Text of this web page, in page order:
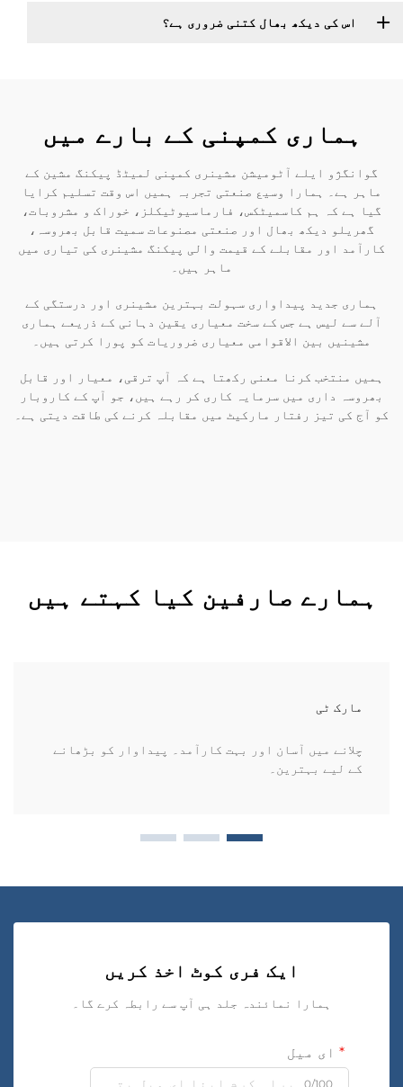
اس کی دیکھ بھال کتنی ضروری ہے؟
ہماری کمپنی کے بارے میں
گوانگژو ایلے آٹومیشن مشینری کمپنی لمیٹڈ پیکنگ مشین کے
ماہر ہے۔ ہمارا وسیع صنعتی تجربہ ہمیں اس وقت تسلیم کرایا
گیا ہے کہ ہم کاسمیٹکس، فارماسیوٹیکلز، خوراک و مشروبات،
گھریلو دیکھ بھال اور صنعتی مصنوعات سمیت قابل بھروسہ،
کارآمد اور مقابلے کے قیمت والی پیکنگ مشینری کی تیاری میں
ماہر ہیں۔
ہماری جدید پیداواری سہولت بہترین مشینری اور درستگی کے
آلے سے لیس ہے جس کے سخت معیاری یقین دہانی کے ذریعے ہماری
مشینیں بین الاقوامی معیاری ضروریات کو پورا کرتی ہیں۔
ہمیں منتخب کرنا معنی رکھتا ہے کہ آپ ترقی، معیار اور قابل
بھروسہ داری میں سرمایہ کاری کر رہے ہیں، جو آپ کے کاروبار
کو آج کی تیز رفتار مارکیٹ میں مقابلہ کرنے کی طاقت دیتی ہے۔
ہمارے صارفین کیا کہتے ہیں
مارک ٹی
چلانے میں آسان اور بہت کارآمد۔ پیداوار کو بڑھانے
کے لیے بہترین۔
ایک فری کوٹ اخذ کریں
ہمارا نمائندہ جلد ہی آپ سے رابطہ کرے گا۔
ای میل
0/100